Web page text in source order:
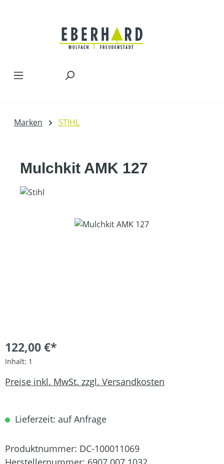
Marken STIHL
Mulchkit AMK 127
Bildergalerie überspringen
122,00 €*
Inhalt: 1
Preise inkl. MwSt. zzgl. Versandkosten
Lieferzeit: auf Anfrage
Produktnummer: DC-100011069